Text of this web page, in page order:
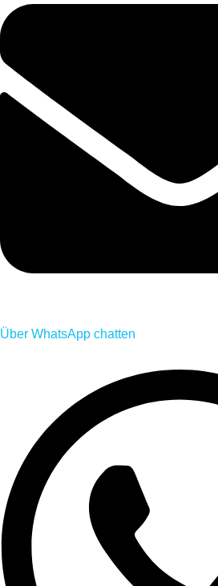
Über WhatsApp chatten